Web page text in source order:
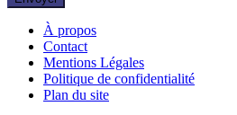
À propos
Contact
Mentions Légales
Politique de confidentialité
Plan du site